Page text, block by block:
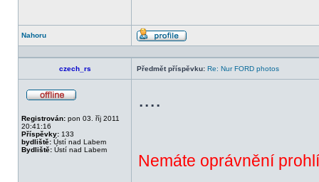
Nahoru
Profil
czech_rs Předmět příspěvku: Re: Nur FORD photos
Registrován: pon 03. říj 2011
20:41:16
Příspěvky: 133
bydliště: Ústí nad Labem
Bydliště: Ústí nad Labem
....
Nemáte oprávnění